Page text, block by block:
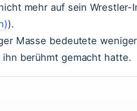
mehr auf sein
).
Masse bedeutete
berühmt gemacht hatte.